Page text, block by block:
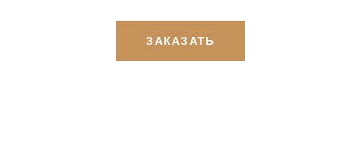
ЗАКАЗАТЬ